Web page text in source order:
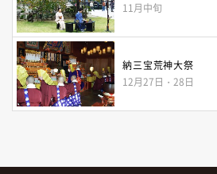
11月中旬
納三宝荒神大祭
12月27日・28日